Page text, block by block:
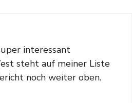
interessant
steht auf meiner Liste
noch weiter oben.